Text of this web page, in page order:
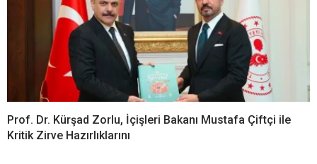
Prof. Dr. Kürşad Zorlu, İçişleri Bakanı Mustafa Çiftçi ile
Kritik Zirve Hazırlıklarını